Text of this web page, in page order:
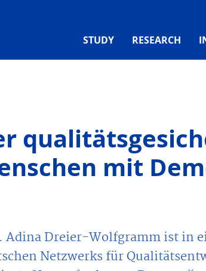
STUDY RESEARCH
mit
Adina Dreier-Wolfgramm ist in
Netzwerks für